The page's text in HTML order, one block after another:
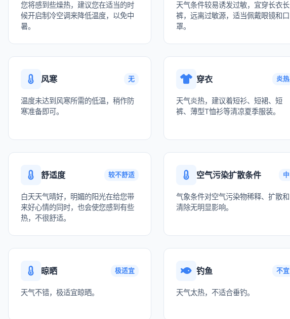
您将感到些燥热，建议您在适当的时
候开启制冷空调来降低温度，以免中
暑。
天气条件较易诱发过敏，宜穿长衣长
裤，远离过敏源，适当佩戴眼镜和口
罩。
风寒 无
温度未达到风寒所需的低温，稍作防
寒准备即可。
穿衣 炎热
天气炎热，建议着短衫、短裙、短
裤、薄型T恤衫等清凉夏季服装。
舒适度 较不舒适
白天天气晴好，明媚的阳光在给您带
来好心情的同时，也会使您感到有些
热，不很舒适。
空气污染扩散条件 中
气象条件对空气污染物稀释、扩散和
清除无明显影响。
晾晒 极适宜
天气不错，极适宜晾晒。
钓鱼 不宜
天气太热，不适合垂钓。